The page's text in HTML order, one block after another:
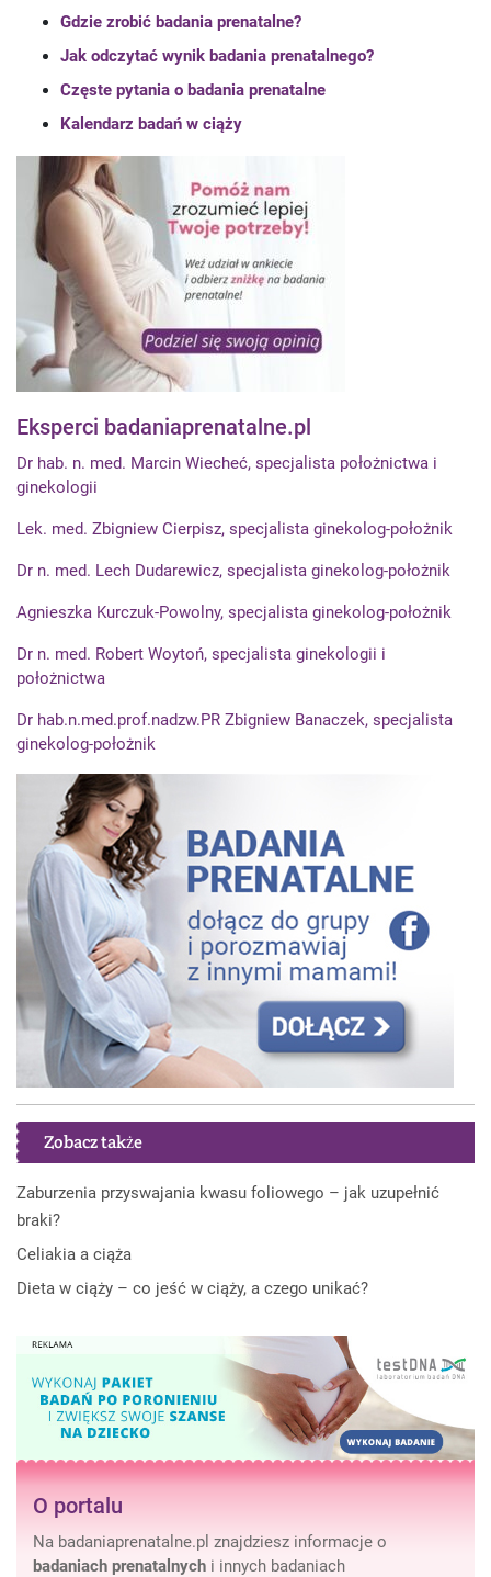
Gdzie zrobić badania prenatalne?
Jak odczytać wynik badania prenatalnego?
Częste pytania o badania prenatalne
Kalendarz badań w ciąży
Eksperci badaniaprenatalne.pl
Dr hab. n. med. Marcin Wiecheć, specjalista położnictwa i
ginekologii
Lek. med. Zbigniew Cierpisz, specjalista ginekolog-położnik
Dr n. med. Lech Dudarewicz, specjalista ginekolog-położnik
Agnieszka Kurczuk-Powolny, specjalista ginekolog-położnik
Dr n. med. Robert Woytoń, specjalista ginekologii i
położnictwa
Dr hab.n.med.prof.nadzw.PR Zbigniew Banaczek, specjalista
ginekolog-położnik
Zobacz także
Zaburzenia przyswajania kwasu foliowego – jak uzupełnić
braki?
Celiakia a ciąża
Dieta w ciąży – co jeść w ciąży, a czego unikać?
O portalu
Na badaniaprenatalne.pl znajdziesz informacje o
badaniach prenatalnych i innych badaniach